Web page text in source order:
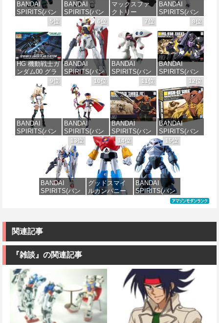
BANDAI
SPIRITS(バン
ダイ スピリッ
ツ) HG 機動新
世紀ガンダムX
ガンダムレオ
パルド 1/144ス
ケール 色分け
済みプラモデ
ル
価格：¥3,480
BANDAI
SPIRITS(バン
ダイ スピリッ
ツ) 機動警察パ
トレイバー
EZY RG 1/48
AV-98Plus (イ
ングラム・プ
ラス) 色分け済
みプラモデル
価格：¥6,480
マックスファ
クトリー
MXちゃん 組み
立て式プラモ
デル ノンスケ
ール 全高約
160mm
価格：¥10,087
BANDAI
SPIRITS(バン
ダイ スピリッ
ツ) 30MS SIS-
J00 メルンジ
ャ[カラーA] 色
分け済みプラ
モデル
価格：¥4,000
5位
HG 機動戦士ガ
ンダム00 グラ
ハム専用ユニ
オンフラッグ
カスタム 1/144
スケール 色分
け済みプラモ
デル
価格：¥1,800
6位
BANDAI
SPIRITS(バン
ダイ スピリッ
ツ) HGAW 機
動新世紀ガン
ダムX ガンダ
ムエアマスタ
ー 1/144スケー
ル 色分け済み
プラモデル
価格：¥3,600
7位
BANDAI
SPIRITS(バン
ダイ スピリッ
ツ) HGUC 195
機動戦士Zガン
ダム キュベレ
イ 1/144スケー
ル 色分け済み
プラモデル
価格：¥2,200
8位
BANDAI
SPIRITS(バン
ダイ スピリッ
ツ) HGUC 機動
戦士ガンダム
ザクI(黒い三連
星仕様) 1/144
スケール 色分
け済みプラモ
デル
価格：¥2,380
9位
BANDAI
SPIRITS(バン
エ[カラーC] 色
分け済みプラ
価格：¥4,500
10位
BANDAI
SPIRITS(バン
ダイ スピリッ
ツ) 30MS
Fate/Grand
Order アルトリ
ア・キャスタ
ー 色分け済み
プラモデル
11位
BANDAI
SPIRITS(バン
ダイ スピリッ
ツ) HGUC
1/144 ザクII
(ガルマ専用機)
(機動戦士ガン
ダム)
価格：¥2,982
12位
BANDAI
SPIRITS(バン
ダイ スピリッ
ツ) HGUC 機動
戦士ガンダム
MSM-03 ゴッ
グ 1/144スケー
ル 色分け済み
プラモデル
価格：¥2,300
13位
BANDAI
SPIRITS(バン
機動戦士ガン
ダム 水星の魔
アリアル 1/100
スケール 色分
け済みプラモ
価格：¥4,822
14位
グッドスマイ
ルカンパニー
イアポロン 組
ケール 全高約
価格：¥8,820
15位
BANDAI
SPIRITS(バン
ダイ スピリッ
MSM-07 ズゴ
みプラモデル
関連記事
『雑談』の関連記事